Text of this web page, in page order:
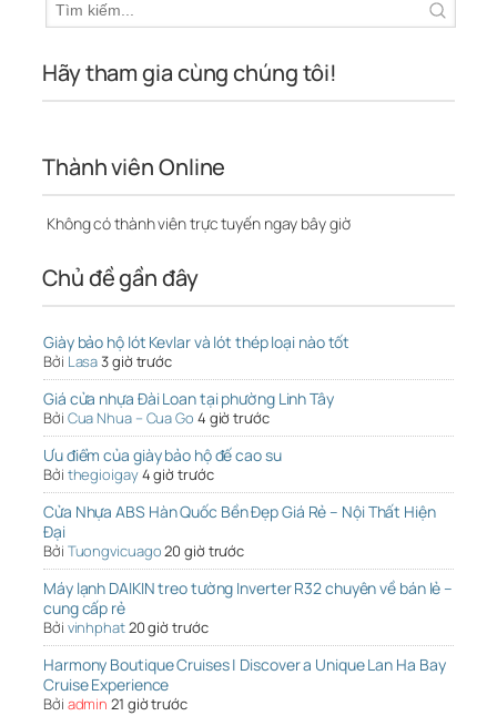
Hãy tham gia cùng chúng tôi!
Thành viên Online
Không có thành viên trực tuyến ngay bây giờ
Chủ đề gần đây
Giày bảo hộ lót Kevlar và lót thép loại nào tốt
Bởi Lasa3 giờ trước
Giá cửa nhựa Đài Loan tại phường Linh Tây
Bởi Cua Nhua – Cua Go 4 giờ trước
Ưu điểm của giày bảo hộ đế cao su
Bởi thegioigay4 giờ trước
Cửa Nhựa ABS Hàn Quốc Bền Đẹp Giá Rẻ – Nội Thất Hiện
Đại
Bởi Tuongvicuago20 giờ trước
Máy lạnh DAIKIN treo tường Inverter R32 chuyên về bán lẻ –
cung cấp rẻ
Bởi vinhphat20 giờ trước
Harmony Boutique Cruises | Discover a Unique Lan Ha Bay
Cruise Experience
Bởi admin 21 giờ trước